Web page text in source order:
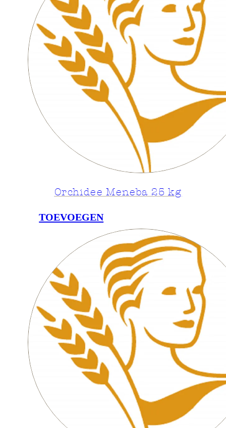
Orchidee Meneba 25 kg
TOEVOEGEN